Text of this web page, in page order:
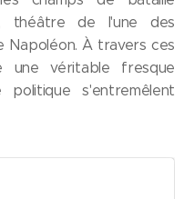
théâtre de l'une des
Napoléon. À travers ces
une véritable fresque
s'entremêlent